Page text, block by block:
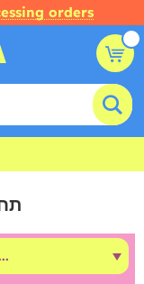
orders